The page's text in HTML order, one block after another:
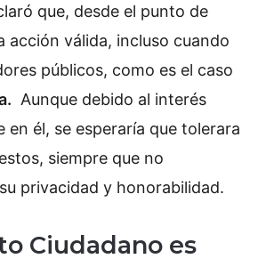
que, desde el punto de
acción válida, incluso cuando
públicos, como es el caso
Aunque debido al interés
en él, se esperaría que tolerara
siempre que no
privacidad y honorabilidad.
Ciudadano es